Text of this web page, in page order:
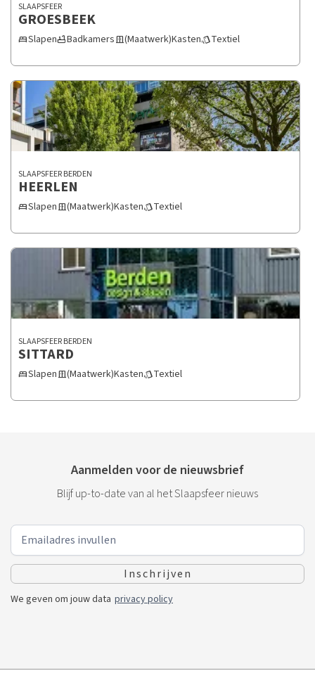
SLAAPSFEER
GROESBEEK
bedSlapenbathtubBadkamersdoor_sliding(Maatwerk)KastenstyleTextiel
SLAAPSFEER BERDEN
HEERLEN
bedSlapendoor_sliding(Maatwerk)KastenstyleTextiel
SLAAPSFEER BERDEN
SITTARD
bedSlapendoor_sliding(Maatwerk)KastenstyleTextiel
Aanmelden voor de nieuwsbrief
Blijf up-to-date van al het Slaapsfeer nieuws
We geven om jouw data privacy policy